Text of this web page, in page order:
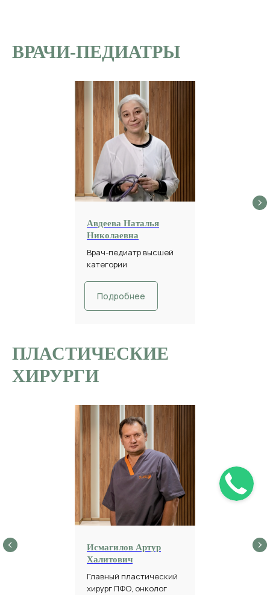
ВРАЧИ-ПЕДИАТРЫ
Авдеева Наталья
Николаевна
Врач-педиатр высшей
категории
Подробнее
ПЛАСТИЧЕСКИЕ
ХИРУРГИ
Исмагилов Артур
Халитович
Главный пластический
хирург ПФО, онколог